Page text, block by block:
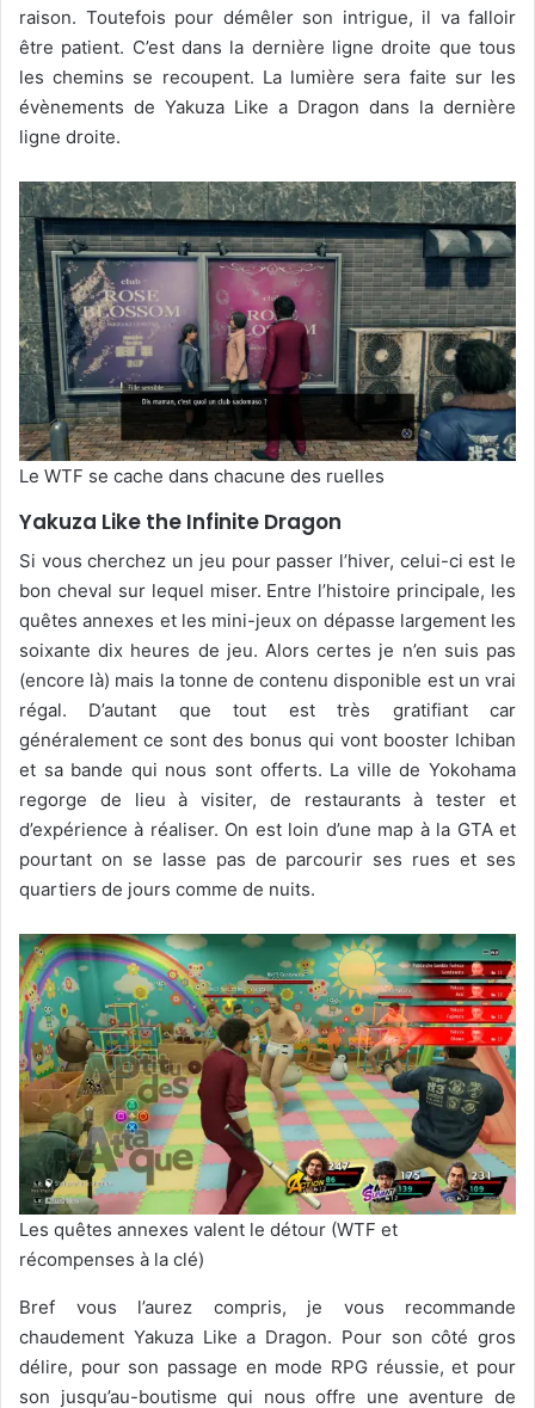
raison. Toutefois pour démêler son intrigue, il va falloir
être patient. C’est dans la dernière ligne droite que tous
les chemins se recoupent. La lumière sera faite sur les
évènements de Yakuza Like a Dragon dans la dernière
ligne droite.
Le WTF se cache dans chacune des ruelles
Yakuza Like the Infinite Dragon
Si vous cherchez un jeu pour passer l’hiver, celui-ci est le
bon cheval sur lequel miser. Entre l’histoire principale, les
quêtes annexes et les mini-jeux on dépasse largement les
soixante dix heures de jeu. Alors certes je n’en suis pas
(encore là) mais la tonne de contenu disponible est un vrai
régal. D’autant que tout est très gratifiant car
généralement ce sont des bonus qui vont booster Ichiban
et sa bande qui nous sont offerts. La ville de Yokohama
regorge de lieu à visiter, de restaurants à tester et
d’expérience à réaliser. On est loin d’une map à la GTA et
pourtant on se lasse pas de parcourir ses rues et ses
quartiers de jours comme de nuits.
Les quêtes annexes valent le détour (WTF et
récompenses à la clé)
Bref vous l’aurez compris, je vous recommande
chaudement Yakuza Like a Dragon. Pour son côté gros
délire, pour son passage en mode RPG réussie, et pour
son jusqu’au-boutisme qui nous offre une aventure de